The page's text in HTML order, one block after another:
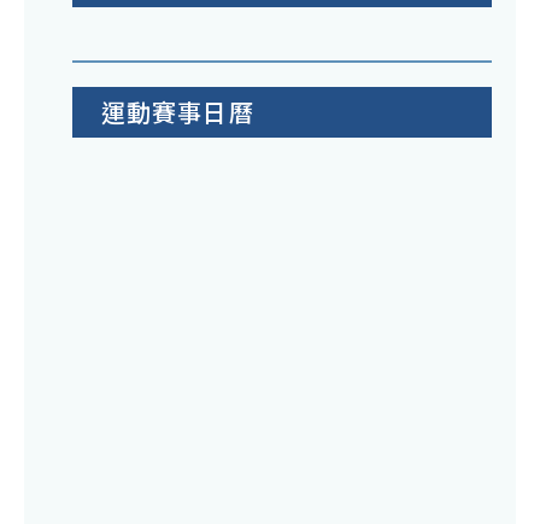
運動賽事日曆